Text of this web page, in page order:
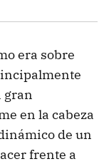
era sobre
gran
en la cabeza
de un
frente a